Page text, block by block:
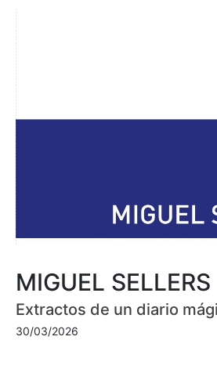
MIGUEL SELLERS
Extractos de un diario
30/03/2026